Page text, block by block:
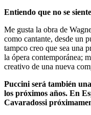
Entiendo que no se
Me gusta la obra de
como cantante, desde un
tampco creo que sea una
la ópera contemporánea;
creativo de una nueva
Puccini será también
los próximos años. En
Cavaradossi